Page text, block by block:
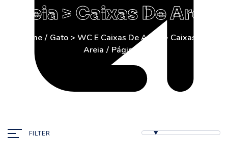
Areia > Caixas De Areia
Home / Gato > WC E Caixas De Areia > Caixas De
Areia / Página 2
FILTER